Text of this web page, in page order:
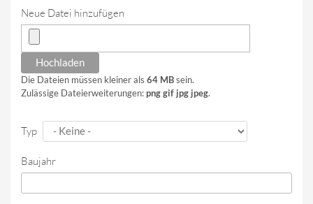
Neue Datei hinzufügen
Die Dateien müssen kleiner als 64 MBsein.
Zulässige Dateierweiterungen:png gif jpg jpeg.
Typ
Baujahr